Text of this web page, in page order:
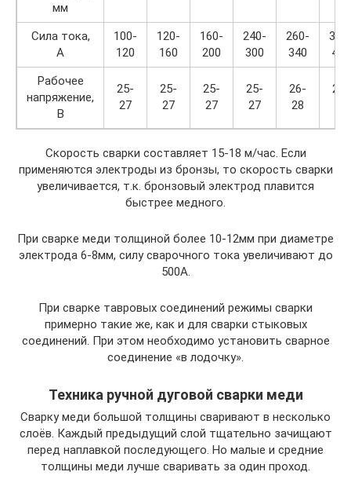
мм
Сила тока,
А
100-
120
120-
160
160-
200
240-
300
260-
340
400
Рабочее
напряжение,
В
25-
27
25-
27
25-
27
25-
27
26-
28
26-
Скорость сварки составляет 15-18 м/час. Если
применяются электроды из бронзы, то скорость сварки
увеличивается, т.к. бронзовый электрод плавится
быстрее медного.
При сварке меди толщиной более 10-12мм при диаметре
электрода 6-8мм, силу сварочного тока увеличивают до
500А.
При сварке тавровых соединений режимы сварки
примерно такие же, как и для сварки стыковых
соединений. При этом необходимо установить сварное
соединение «в лодочку».
Техника ручной дуговой сварки меди
Сварку меди большой толщины сваривают в несколько
слоёв. Каждый предыдущий слой тщательно зачищают
перед наплавкой последующего. Но малые и средние
толщины меди лучше сваривать за один проход.